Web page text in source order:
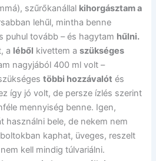
szűrőkanállal kihorgásztam a
lehűl, mintha benne
puhul tovább – és hagytam hűlni.
a léből kivettem aszükséges
nagyjából 400 ml volt –
többi hozzávalót és
így jó volt, de persze ízlés szerint
mennyiség benne. Igen,
használni bele, de nekem nem
kaphat, üveges, reszelt
kell mindig túlvariálni.